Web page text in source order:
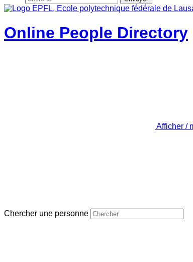
Online People Directory
Afficher /
Chercher une personne